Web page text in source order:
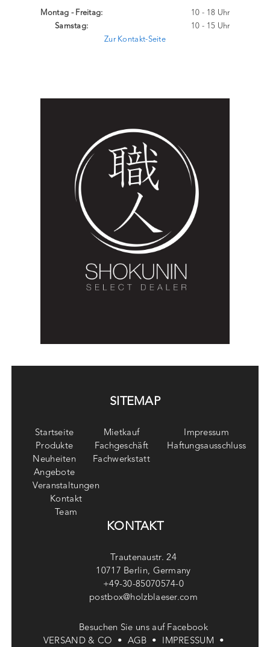
Montag - Freitag:
Samstag:
10 - 18 Uhr
10 - 15 Uhr
Zur Kontakt-Seite
SITEMAP
Startseite
Produkte
Neuheiten
Angebote
Mietkauf
Fachgeschäft
Fachwerkstatt
Impressum
Haftungsausschluss
Veranstaltungen
Kontakt
Team
KONTAKT
Trautenaustr. 24
10717 Berlin, Germany
+49-30-85070574-0
postbox@holzblaeser.com
Besuchen Sie uns auf Facebook
VERSAND & CO • AGB • IMPRESSUM •